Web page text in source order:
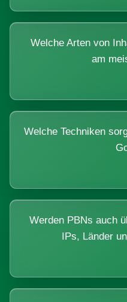
Welche Arten von
am
Welche Techniken
Werden PBNs auch
IPs, Länder